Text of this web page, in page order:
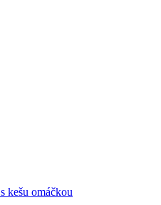
kešu omáčkou